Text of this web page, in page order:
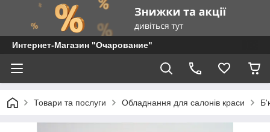
Интернет-Магазин "Очарование"
Товари та послуги Обладнання для салонів краси